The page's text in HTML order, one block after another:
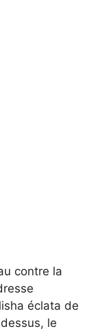
contre la
éclata de
le